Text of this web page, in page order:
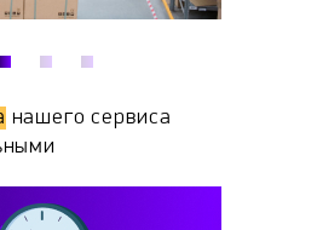
нашего сервиса